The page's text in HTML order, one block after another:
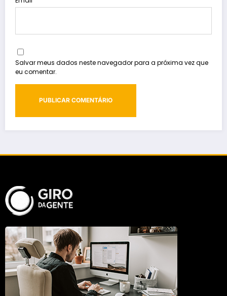
Salvar meus dados neste navegador para a próxima vez que
eu comentar.